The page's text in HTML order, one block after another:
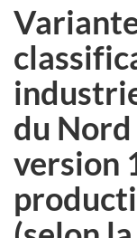
du
version